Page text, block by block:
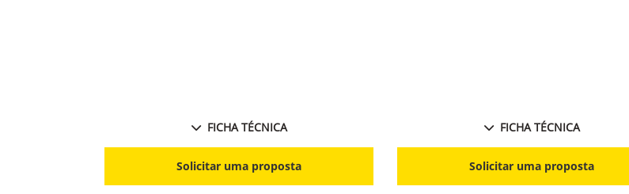
FICHA TÉCNICA
Solicitar uma proposta
FICHA TÉCNICA
Solicitar uma proposta